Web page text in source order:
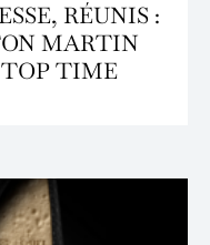
RÉUNIS :
MARTIN
TIME